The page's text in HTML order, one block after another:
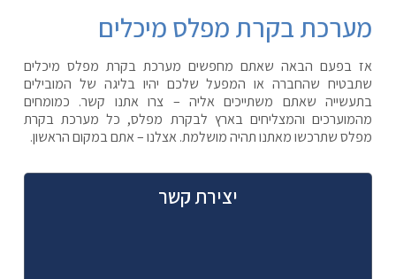
מערכת בקרת מפלס מיכלים
אז בפעם הבאה שאתם מחפשים מערכת בקרת מפלס מיכלים
שתבטיח שהחברה או המפעל שלכם יהיו בליגה של המובילים
בתעשייה שאתם משתייכים אליה – צרו אתנו קשר. כמומחים
מהמוערכים והמצליחים בארץ לבקרת מפלס, כל מערכת בקרת
מפלס שתרכשו מאתנו תהיה מושלמת. אצלנו – אתם במקום הראשון.
יצירת קשר